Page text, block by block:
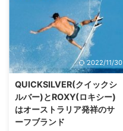
ーでお手軽に入手できるものま
で、種類も豊富で、お値段にも幅
があります。 今回は、日本でも
有名なオーストラリアのオーガニ
ックスキンケアブランド、ジュリ
ーク（Jurlique）について紹介し
ランド？ ジュリーク（Jurlique）
は世界19か国に進出する、オース
トラリアの自然の植物をベースに
したスキンケアと化粧品を製造販
2022/11/30
QUICKSILVER(クイックシ
ルバー)とROXY(ロキシー)
はオーストラリア発祥のサ
ーフブランド